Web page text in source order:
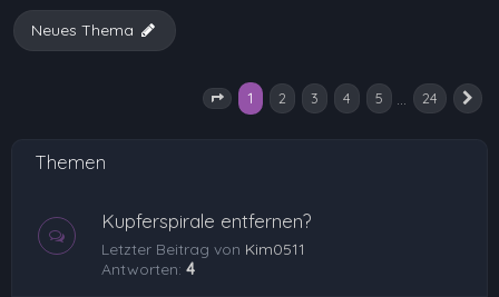
Neues Thema
Seite von 24
1 2 3 4 5 24
Themen
Kupferspirale entfernen?
Letzter Beitrag von Kim0511
Antworten: 4